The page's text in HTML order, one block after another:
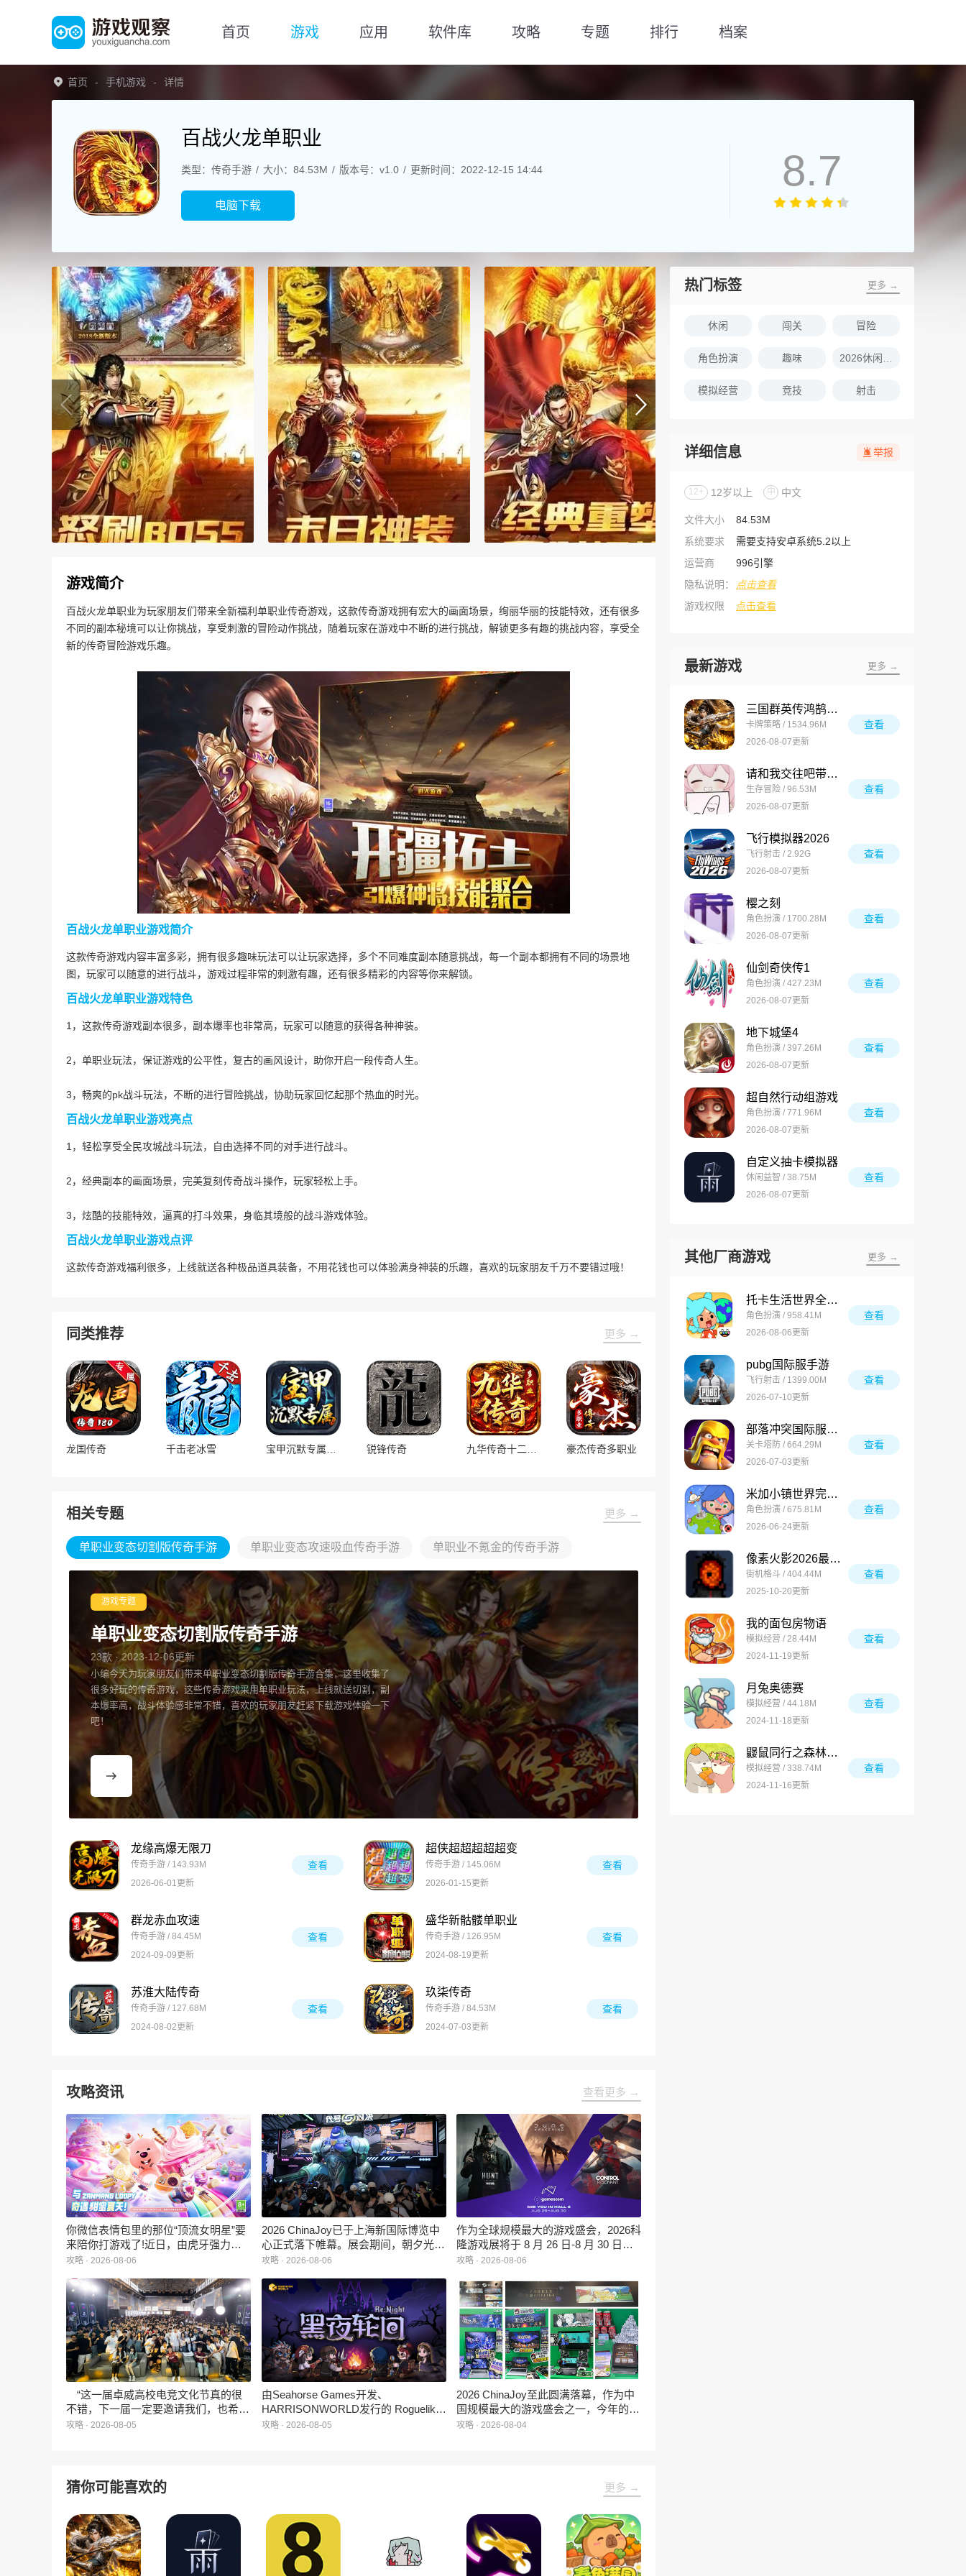
首页 游戏 应用 软件库 攻略 专题 排行 档案
首页 手机游戏 详情
百战火龙单职业
类型：传奇手游 大小：84.53M 版本号：v1.0 更新时间：2022-12-15 14:44
电脑下载
8.7
游戏简介
百战火龙单职业为玩家朋友们带来全新福利单职业传奇游戏，这款传奇游戏拥有宏大的画面场景，绚丽华丽的技能特效，还有很多
不同的副本秘境可以让你挑战，享受刺激的冒险动作挑战，随着玩家在游戏中不断的进行挑战，解锁更多有趣的挑战内容，享受全
新的传奇冒险游戏乐趣。
百战火龙单职业游戏简介
这款传奇游戏内容丰富多彩，拥有很多趣味玩法可以让玩家选择，多个不同难度副本随意挑战，每一个副本都拥有不同的场景地
图，玩家可以随意的进行战斗，游戏过程非常的刺激有趣，还有很多精彩的内容等你来解锁。
百战火龙单职业游戏特色
1，这款传奇游戏副本很多，副本爆率也非常高，玩家可以随意的获得各种神装。
2，单职业玩法，保证游戏的公平性，复古的画风设计，助你开启一段传奇人生。
3，畅爽的pk战斗玩法，不断的进行冒险挑战，协助玩家回忆起那个热血的时光。
百战火龙单职业游戏亮点
1，轻松享受全民攻城战斗玩法，自由选择不同的对手进行战斗。
2，经典副本的画面场景，完美复刻传奇战斗操作，玩家轻松上手。
3，炫酷的技能特效，逼真的打斗效果，身临其境般的战斗游戏体验。
百战火龙单职业游戏点评
这款传奇游戏福利很多，上线就送各种极品道具装备，不用花钱也可以体验满身神装的乐趣，喜欢的玩家朋友千万不要错过哦！
同类推荐 更多 →
龙国传奇 千击老冰雪 锐锋传奇 豪杰传奇多职业
相关专题 更多 →
单职业变态切割版传奇手游 单职业变态攻速吸血传奇手游 单职业不氪金的传奇手游
游戏专题
单职业变态切割版传奇手游
23款 · 2023-12-06更新
小编今天为玩家朋友们带来单职业变态切割版传奇手游合集，这里收集了
很多好玩的传奇游戏，这些传奇游戏采用单职业玩法，上线就送切割，副
本爆率高，战斗体验感非常不错，喜欢的玩家朋友赶紧下载游戏体验一下
吧！
龙缘高爆无限刀
传奇手游 / 143.93M
2026-06-01更新
查看
超侠超超超超超变
传奇手游 / 145.06M
2026-01-15更新
查看
群龙赤血攻速
传奇手游 / 84.45M
2024-09-09更新
查看
盛华新骷髅单职业
传奇手游 / 126.95M
2024-08-19更新
查看
苏淮大陆传奇
传奇手游 / 127.68M
2024-08-02更新
查看
玖柒传奇
传奇手游 / 84.53M
2024-07-03更新
查看
攻略资讯 查看更多 →
你微信表情包里的那位“顶流女明星”要
来陪你打游戏了!近日，由虎牙强力发
行、正版Zanmang Loopy(赞萌露比)IP
遇》正式曝光。这款产品巧妙融合了
3D立体消除、模拟经营与丰富的互动
社交玩法，准备为广大玩家和
ZANMANG LOOPY粉丝们带来一场视
觉与味觉的双重“奇遇”。
攻略 · 2026-08-06
2026 ChinaJoy已于上海新国际博览中
心正式落下帷幕。展会期间，朝夕光年
旗下蓝海工作室自研的多英雄策略射击
相，并向玩家开放试玩。
攻略 · 2026-08-06
作为全球规模最大的游戏盛会，2026科
隆游戏展将于 8 月 26 日-8 月 30 日在
德国举行。日前，科隆游戏展官方宣
罄，这也是科隆游戏展办展史上首次出
现展位一席难求的情况。
攻略 · 2026-08-06
“这一届卓威高校电竞文化节真的很
不错，下一届一定要邀请我们，也希望
能给更多同学一个来到现场的机会。”
攻略 · 2026-08-05
由Seahorse Games开发、
HARRISONWORLD发行的 Roguelike
卡牌战棋游戏 《黑夜轮回》于2026年8
攻略 · 2026-08-05
2026 ChinaJoy至此圆满落幕，作为中
国规模最大的游戏盛会之一，今年的展
馆依旧汇聚了来自全球的游戏厂商、媒
流互动，共同度过了充满欢笑与惊喜的
攻略 · 2026-08-04
猜你可能喜欢的 更多 →
热门标签 更多 →
休闲 闯关 冒险
角色扮演 趣味
模拟经营 竞技 射击
详细信息 举报
12+ 12岁以上 中 中文
文件大小
84.53M
系统要求
需要支持安卓系统5.2以上
运营商
996引擎
隐私说明：
点击查看
游戏权限
点击查看
最新游戏 更多 →
三国群英传鸿鹄霸业最新版
卡牌策略 / 1534.96M
2026-08-07更新
查看
请和我交往吧带带大师兄
生存冒险 / 96.53M
2026-08-07更新
查看
飞行模拟器2026
飞行射击 / 2.92G
2026-08-07更新
查看
樱之刻
角色扮演 / 1700.28M
2026-08-07更新
查看
仙剑奇侠传1
角色扮演 / 427.23M
2026-08-07更新
查看
地下城堡4
角色扮演 / 397.26M
2026-08-07更新
查看
超自然行动组游戏
角色扮演 / 771.96M
2026-08-07更新
查看
自定义抽卡模拟器
休闲益智 / 38.75M
2026-08-07更新
查看
其他厂商游戏 更多 →
托卡生活世界全解锁版
角色扮演 / 958.41M
2026-08-06更新
查看
pubg国际服手游
飞行射击 / 1399.00M
2026-07-10更新
查看
部落冲突国际服最新版
关卡塔防 / 664.29M
2026-07-03更新
查看
米加小镇世界完整版
角色扮演 / 675.81M
2026-06-24更新
查看
像素火影2026最新版
街机格斗 / 404.44M
2025-10-20更新
查看
我的面包房物语
模拟经营 / 28.44M
2024-11-19更新
查看
月兔奥德赛
模拟经营 / 44.18M
2024-11-18更新
查看
鼹鼠同行之森林之家万圣节版
模拟经营 / 338.74M
2024-11-16更新
查看